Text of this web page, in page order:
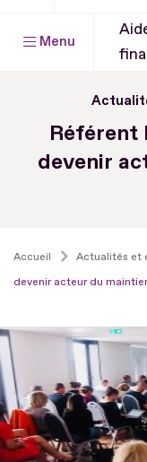
Menu
Référent
devenir
Accueil Actualités et
devenir acteur du